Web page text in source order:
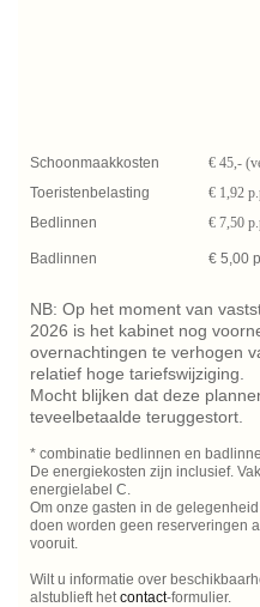
Schoonmaakkosten
€ 45,-
Toeristenbelasting
€ 1,92
Bedlinnen
Badlinnen
€ 7,50
€ 5,00
NB: Op het moment van
2026 is het kabinet nog
overnachtingen te verhogen
relatief hoge tariefswijziging.
Mocht blijken dat deze
teveelbetaalde teruggestort.
* combinatie bedlinnen en
De energiekosten zijn inclusief.
energielabel C.
Om onze gasten in de
doen worden geen reserveringen
vooruit.
Wilt u informatie over
alstublieft het contact-formulier.